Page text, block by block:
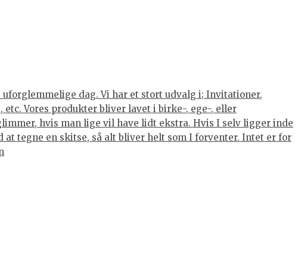
dag. Vi har et stort udvalg i; Invitationer,
Vores produkter bliver lavet i birke-, ege-, eller
hvis man lige vil have lidt ekstra. Hvis I selv ligger inde
tegne en skitse, så alt bliver helt som I forventer. Intet er for